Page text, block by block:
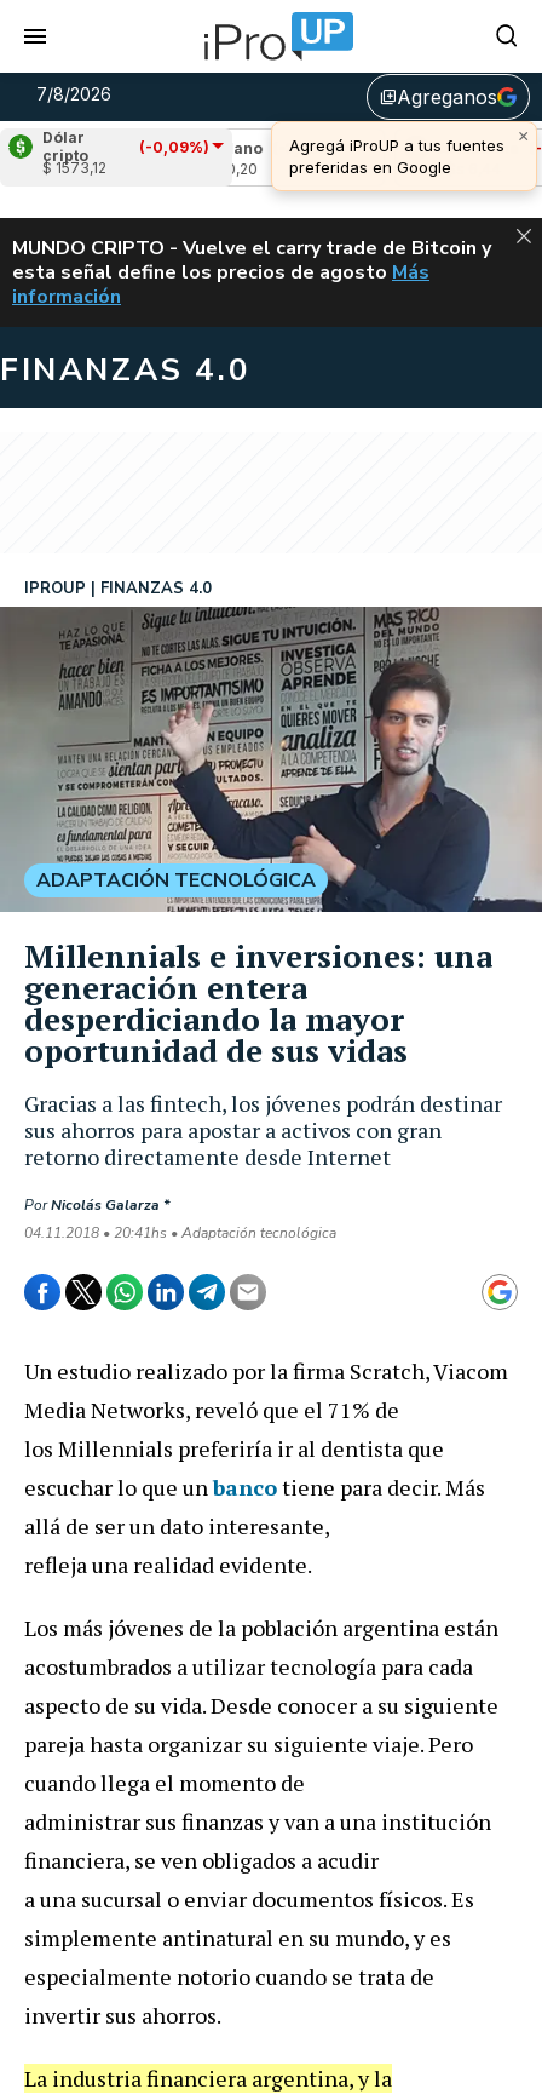
7/8/2026 library_addAgreganos
×
Agregá iProUP a tus fuentes
preferidas en Google
Dólar
cripto
(-0,09%)
$ 1573,12
Cardano
(-3,38%)
Avalanche (-
u$s 6,44
ALERTA
MUNDO CRIPTO - Vuelve el carry trade de Bitcoin y
esta señal define los precios de agosto VUELVE EL
Más
información
FINANZAS 4.0
Gracias a las fintech, los jóvenes podrán destinar
sus ahorros para apostar a activos con gran
retorno directamente desde Internet
IPROUP FINANZAS 4.0
PorNicolás Galarza *
04.11.2018 • 20:41hs • Adaptación tecnológica
ADAPTACIÓN TECNOLÓGICA
Millennials e inversiones: una
generación entera
desperdiciando la mayor
oportunidad de sus vidas
Un estudio realizado por la firma Scratch, Viacom
Media Networks, reveló que el 71% de
los Millennials preferiría ir al dentista que
escuchar lo que unbancotiene para decir. Más
allá de ser un dato interesante,
refleja una realidad evidente.
Los más jóvenes de la población argentina están
acostumbrados a utilizar tecnología para cada
aspecto de su vida. Desde conocer a su siguiente
pareja hasta organizar su siguiente viaje. Pero
cuando llega el momento de
administrar sus finanzas y van a una institución
financiera, se ven obligados a acudir
a una sucursal o enviar documentos físicos. Es
simplemente antinatural en su mundo, y es
especialmente notorio cuando se trata de
invertir sus ahorros.
La industria financiera argentina, y la